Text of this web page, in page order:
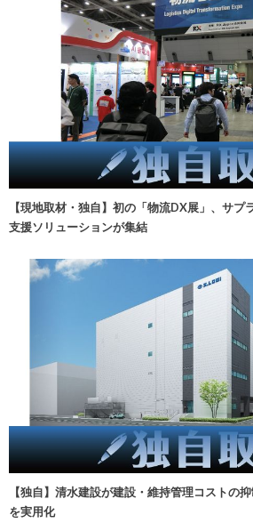
【現地取材・独自】初の「物流DX展」、サプ
支援ソリューションが集結
【独自】清水建設が建設・維持管理コストの
を実用化